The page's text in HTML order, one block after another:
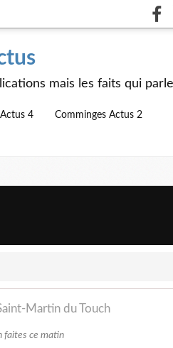
mais les faits qui
4 Comminges Actus 2
Martin du Touch
faites ce matin